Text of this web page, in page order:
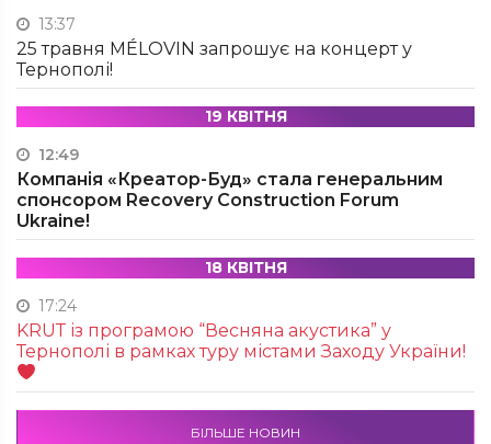
13:37
25 травня MÉLOVIN запрошує на концерт у
Тернополі!
19 КВІТНЯ
12:49
Компанія «Креатор-Буд» стала генеральним
спонсором Recovery Construction Forum
Ukraine!
18 КВІТНЯ
17:24
KRUТ із програмою “Весняна акустика” у
Тернополі в рамках туру містами Заходу України!
БІЛЬШЕ НОВИН